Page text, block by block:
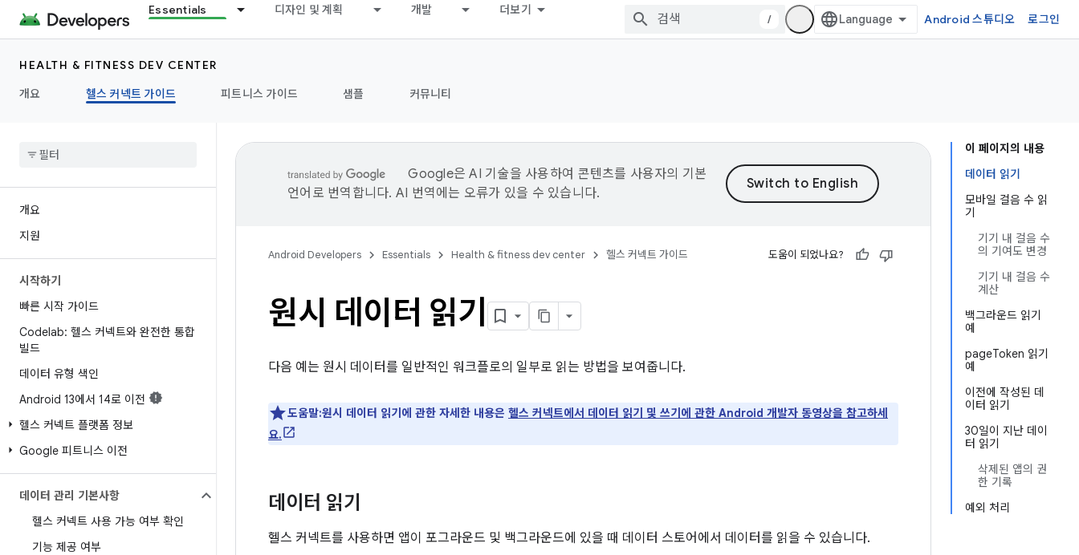
Essentials 디자인 및 계획 개발 더보기
/ Android 스튜디오 로그인
HEALTH & FITNESS DEV CENTER
개요
헬스 커넥트 가이드 피트니스 가이드 샘플 커뮤니티
개요
지원
시작하기
빠른 시작 가이드
Codelab: 헬스 커넥트와 완전한 통합
빌드
데이터 유형 색인
Android 13에서 14로 이전
헬스 커넥트 플랫폼 정보
Google 피트니스 이전
데이터 관리 기본사항
헬스 커넥트 사용 가능 여부 확인
기능 제공 여부
이 페이지의 내용
데이터 읽기
모바일 걸음 수 읽
기
기기 내 걸음 수
의 기여도 변경
기기 내 걸음 수
계산
백그라운드 읽기
예
pageToken 읽기
예
이전에 작성된 데
이터 읽기
30일이 지난 데이
터 읽기
삭제된 앱의 권
한 기록
예외 처리
Google은 AI 기술을 사용하여 콘텐츠를 사용자의 기본
언어로 번역합니다. AI 번역에는 오류가 있을 수 있습니다.
Android Developers Essentials Health & fitness dev center 헬스 커넥트 가이드 도움이 되었나요?
원시 데이터 읽기
다음 예는 원시 데이터를 일반적인 워크플로의 일부로 읽는 방법을 보여줍니다.
도움말:원시 데이터 읽기에 관한 자세한 내용은 헬스 커넥트에서 데이터 읽기 및 쓰기에 관한 Android 개발자 동영상을 참고하세
요.
데이터 읽기
헬스 커넥트를 사용하면 앱이 포그라운드 및 백그라운드에 있을 때 데이터 스토어에서 데이터를 읽을 수 있습니다.